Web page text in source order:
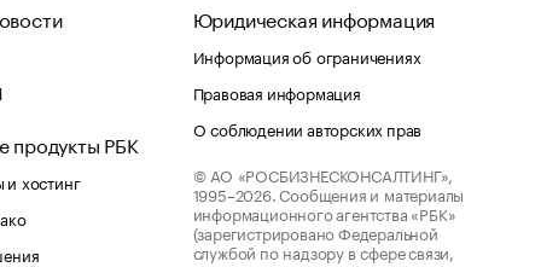
продукты РБК
хостинг
Юридическая информация
Информация об ограничениях
Правовая информация
О соблюдении авторских прав
© АО «РОСБИЗНЕСКОНСАЛТИНГ»,
1995–2026. Сообщения и материалы
информационного агентства «РБК»
(зарегистрировано Федеральной
службой по надзору в сфере связи,